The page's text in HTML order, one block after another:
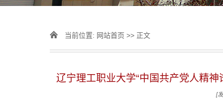
当前位置: 网站首页 >> 正文
辽宁理工职业大学“中国共产党人精
[